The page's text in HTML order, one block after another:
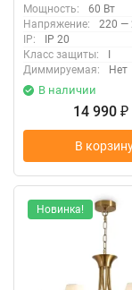
Мощность:
60 Вт
Напряжение:
220 —
IP:
IP 20
Класс защиты:
Диммируемая:
Нет
В наличии
14 990 ₽
В
Новинка!